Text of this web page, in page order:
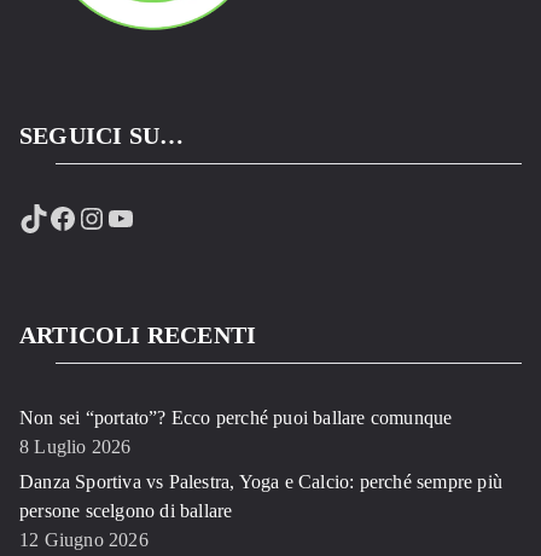
SEGUICI SU…
TikTok
Facebook
Instagram
YouTube
ARTICOLI RECENTI
Non sei “portato”? Ecco perché puoi ballare comunque
8 Luglio 2026
Danza Sportiva vs Palestra, Yoga e Calcio: perché sempre più
persone scelgono di ballare
12 Giugno 2026